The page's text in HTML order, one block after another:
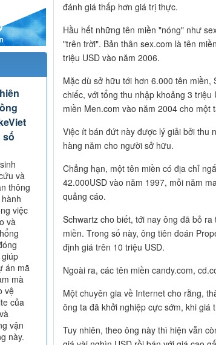
đánh giá thấp hơn giá trị thực.
Hầu hết những tên miền "nóng" như
"trên trời". Bản thân sex.com là tên
triệu USD vào năm 2006.
Mặc dù sở hữu tới hơn 6.000 tên
chiếc, với tổng thu nhập khoảng 3
miền Men.com vào năm 2004 cho một
Việc ít bán đứt này được lý giải bởi thu
hàng năm cho người sở hữu.
Chẳng hạn, một tên miền có địa chỉ
42.000USD vào năm 1997, mỗi năm
quảng cáo.
Schwartz cho biết, tới nay ông đã bỏ
miền. Trong số này, ông tiên đoán
định giá trên 10 triệu USD.
Ngoài ra, các tên miền candy.com,
Một chuyên gia về Internet cho rằng,
ông ta đã khởi nghiệp cực sớm, khi giá
Tuy nhiên, theo ông này thì hiện vẫn
số
và
thông
việc
và
án mã
mà
vệ
của
vận
này.